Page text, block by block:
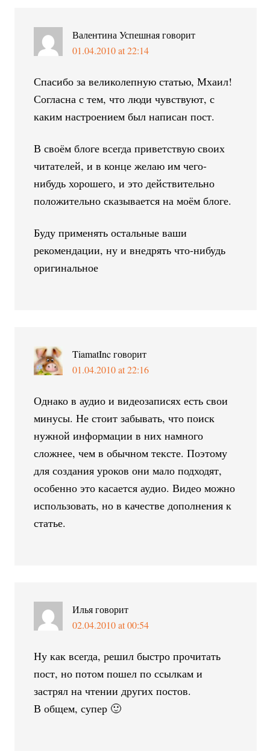
Валентина Успешная говорит
01.04.2010 at 22:14
Спасибо за великолепную статью, Мхаил!
Согласна с тем, что люди чувствуют, с
каким настроением был написан пост.
В своём блоге всегда приветствую своих
читателей, и в конце желаю им чего-
нибудь хорошего, и это действительно
положительно сказывается на моём блоге.
Буду применять остальные ваши
рекомендации, ну и внедрять что-нибудь
оригинальное
TiamatInc говорит
01.04.2010 at 22:16
Однако в аудио и видеозаписях есть свои
минусы. Не стоит забывать, что поиск
нужной информации в них намного
сложнее, чем в обычном тексте. Поэтому
для создания уроков они мало подходят,
особенно это касается аудио. Видео можно
использовать, но в качестве дополнения к
статье.
Илья говорит
02.04.2010 at 00:54
Ну как всегда, решил быстро прочитать
пост, но потом пошел по ссылкам и
застрял на чтении других постов.
В общем, супер 🙂